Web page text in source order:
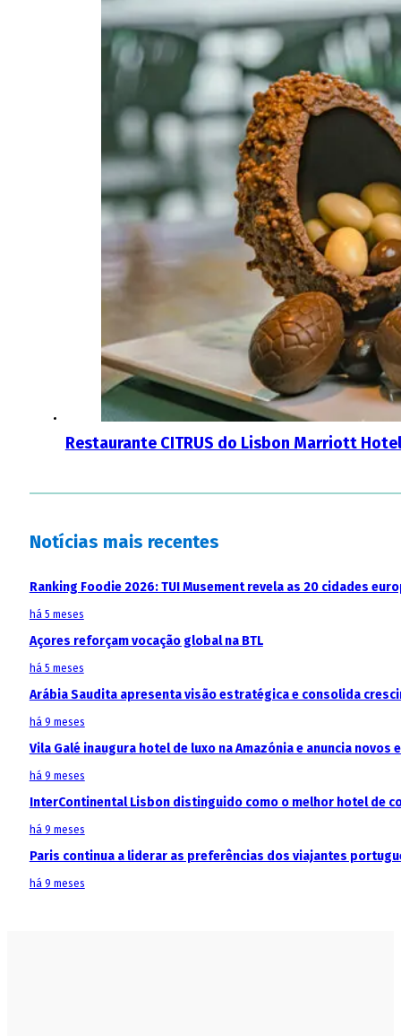
Restaurante CITRUS do Lisbon Marriott
Notícias mais recentes
Ranking Foodie 2026: TUI Musement revela as 20 cidades
há 5 meses
Açores reforçam vocação global na BTL
há 5 meses
Arábia Saudita apresenta visão estratégica e consolida
há 9 meses
Vila Galé inaugura hotel de luxo na Amazónia e anuncia
há 9 meses
InterContinental Lisbon distinguido como o melhor hotel de
há 9 meses
Paris continua a liderar as preferências dos viajantes
há 9 meses